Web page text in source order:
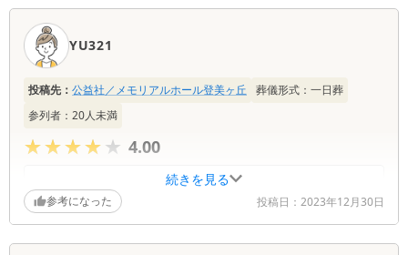
続きを見る
YU321
投稿先： 公益社／メモリアルホール登美ヶ丘 葬儀形式： 一日葬
参列者： 20人未満
★★★★★
★★★★★ 4.00
参考になった 投稿日： 2023年12月30日